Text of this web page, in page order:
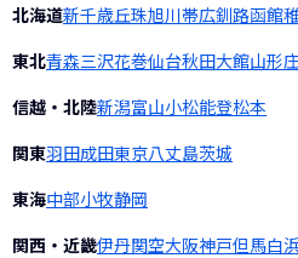
北海道新千歳丘珠旭川 帯広釧路函館
東北青森三沢花巻仙台秋田大館山形
信越・北陸新潟富山小松能登松本
関東羽田成田東京八丈島茨城
東海中部小牧静岡
関西・近畿伊丹関空大阪神戸但馬白